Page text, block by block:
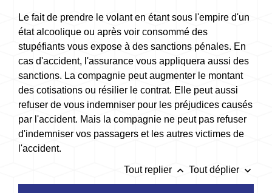
Le fait de prendre le volant en étant sous l'empire d'un
état alcoolique ou après voir consommé des
stupéfiants vous expose à des sanctions pénales. En
cas d'accident, l'assurance vous appliquera aussi des
sanctions. La compagnie peut augmenter le montant
des cotisations ou résilier le contrat. Elle peut aussi
refuser de vous indemniser pour les préjudices causés
par l'accident. Mais la compagnie ne peut pas refuser
d'indemniser vos passagers et les autres victimes de
l'accident.
Tout replier keyboard_arrow_up Tout déplier keyboard_arrow_down